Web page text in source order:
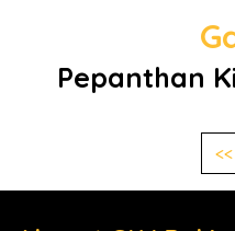
Pepanthan
<<